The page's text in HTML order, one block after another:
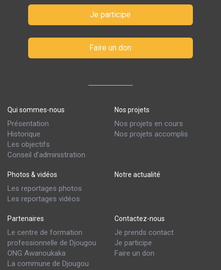
Je participe
Faire un don
Qui sommes-nous
Présentation
Historique
Les objectifs
Conseil d’administration
Nos projets
Nos projets en cours
Nos projets accomplis
Photos & vidéos
Les reportages photos
Les reportages vidéos
Notre actualité
Partenaires
Le centre de formation
professionnelle de Djougou
ONG Awanoukaka
La commune de Djougou
Contactez-nous
Je prends contact
Je participe
Faire un don